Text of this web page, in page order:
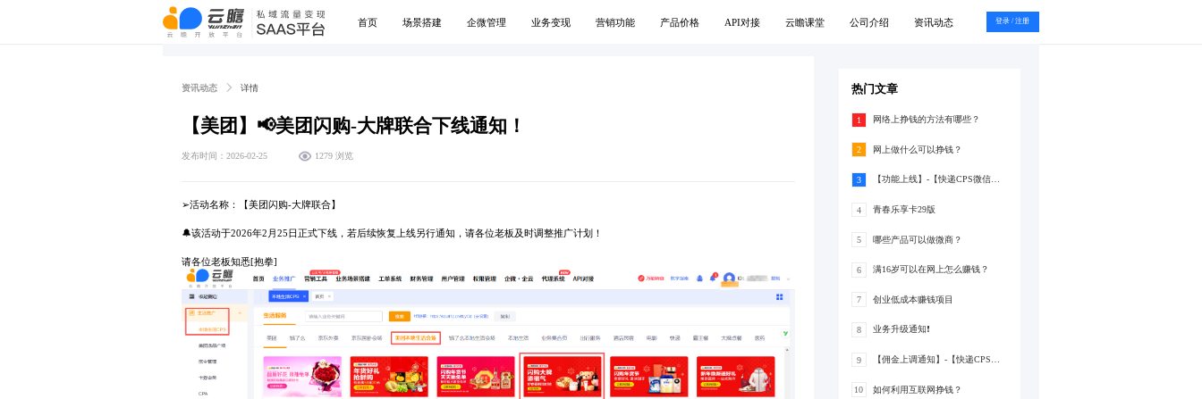
首页 场景搭建 企微管理 业务变现 营销功能 产品价格 API对接 云瞻课堂 公司介绍 资讯动态 登录 / 注册
资讯动态 详情
【美团】📢美团闪购-大牌联合下线通知！
发布时间：2026-02-25 1279 浏览
➢活动名称：【美团闪购-大牌联合】
🔔该活动于2026年2月25日正式下线，若后续恢复上线另行通知，请各位老板及时调整推广计划！
请各位老板知悉[抱拳]
热门文章
1 网络上挣钱的方法有哪些？
2 网上做什么可以挣钱？
3 【功能上线】-【快递CPS微信支付分】
4 青春乐享卡29版
5 哪些产品可以做微商？
6 满16岁可以在网上怎么赚钱？
7 创业低成本赚钱项目
8 业务升级通知❗
9
10 如何利用互联网挣钱？